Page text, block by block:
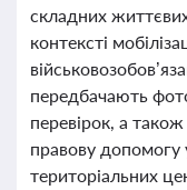
складних
контексті
передбачають
перевірок, а
правову допомогу
територіальних